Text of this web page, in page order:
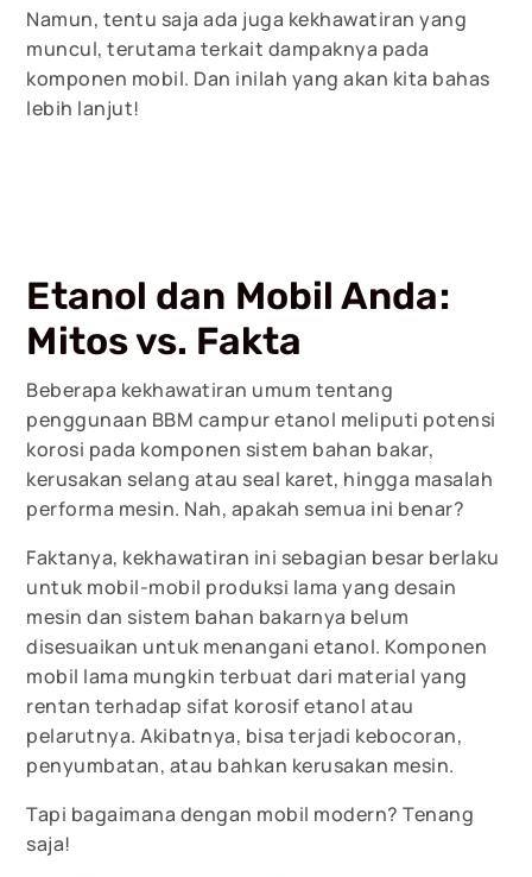
Namun, tentu saja ada juga kekhawatiran yang
muncul, terutama terkait dampaknya pada
komponen mobil. Dan inilah yang akan kita bahas
lebih lanjut!
Etanol dan Mobil Anda:
Mitos vs. Fakta
Beberapa kekhawatiran umum tentang
penggunaan BBM campur etanol meliputi potensi
korosi pada komponen sistem bahan bakar,
kerusakan selang atau seal karet, hingga masalah
performa mesin. Nah, apakah semua ini benar?
Faktanya, kekhawatiran ini sebagian besar berlaku
untuk mobil-mobil produksi lama yang desain
mesin dan sistem bahan bakarnya belum
disesuaikan untuk menangani etanol. Komponen
mobil lama mungkin terbuat dari material yang
rentan terhadap sifat korosif etanol atau
pelarutnya. Akibatnya, bisa terjadi kebocoran,
penyumbatan, atau bahkan kerusakan mesin.
Tapi bagaimana dengan mobil modern? Tenang
saja!